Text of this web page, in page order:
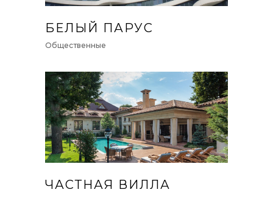
БЕЛЫЙ ПАРУС
Общественные
ЧАСТНАЯ ВИЛЛА